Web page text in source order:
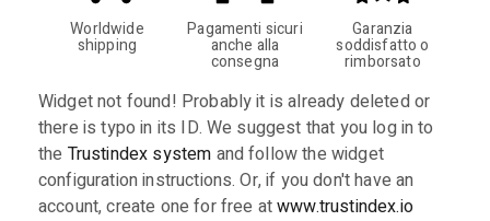
Worldwide
shipping
Pagamenti sicuri
anche alla
consegna
Garanzia
soddisfatto o
rimborsato
Widget not found! Probably it is already deleted or
there is typo in its ID. We suggest that you log in to
the Trustindex system and follow the widget
configuration instructions. Or, if you don't have an
account, create one for free atwww.trustindex.io